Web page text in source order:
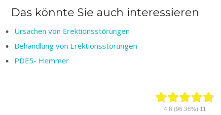
Das könnte Sie auch interessieren
Ursachen von Erektionsstörungen
Behandlung von Erektionsstörungen
PDE5- Hemmer
4.8 (96.36%) 11